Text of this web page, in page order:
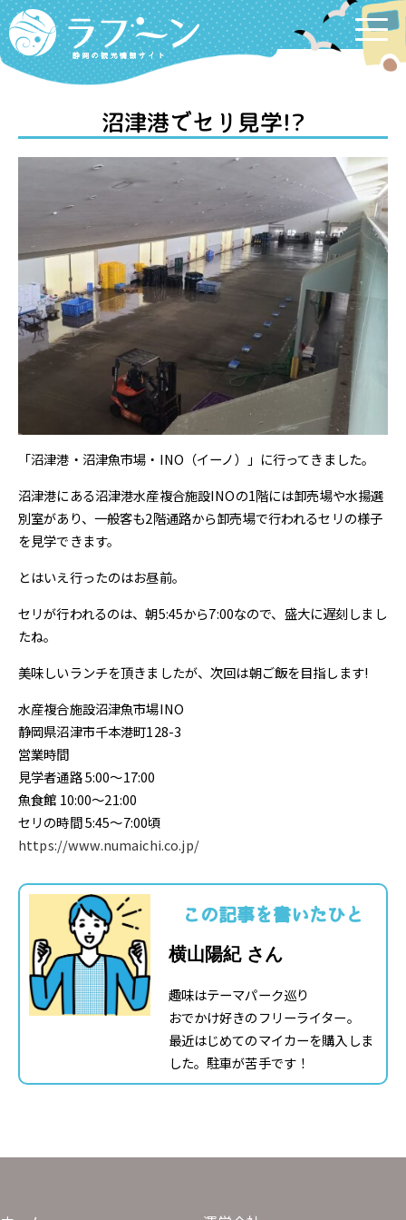
Labooon
沼津港でセリ見学!?
「沼津港・沼津魚市場・INO（イーノ）」に行ってきました。
沼津港にある沼津港水産複合施設INOの1階には卸売場や水揚選
別室があり、一般客も2階通路から卸売場で行われるセリの様子
を見学できます。
とはいえ行ったのはお昼前。
セリが行われるのは、朝5:45から7:00なので、盛大に遅刻しまし
たね。
美味しいランチを頂きましたが、次回は朝ご飯を目指します!
水産複合施設沼津魚市場INO
静岡県沼津市千本港町128-3
営業時間
見学者通路 5:00～17:00
魚食館 10:00～21:00
セリの時間 5:45～7:00頃
https://www.numaichi.co.jp/
この記事を書いたひと
横山陽紀 さん
趣味はテーマパーク巡り
おでかけ好きのフリーライター。
最近はじめてのマイカーを購入しま
した。駐車が苦手です！